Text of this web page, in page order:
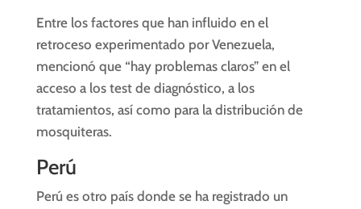
Entre los factores que han influido en el
retroceso experimentado por Venezuela,
mencionó que “hay problemas claros” en el
acceso a los test de diagnóstico, a los
tratamientos, así como para la distribución de
mosquiteras.
Perú
Perú es otro país donde se ha registrado un